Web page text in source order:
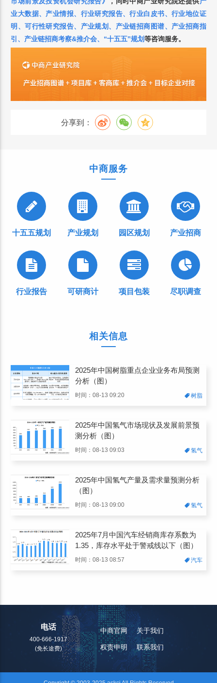
业大数据、产业情报、行业研究报告、行业白皮书、行业地位证
明、可行性研究报告、产业规划、产业链招商图谱、产业招商指
引、产业链招商考察&推介会、“十五五”规划等咨询服务。
分享到：
中商服务
十五五规划 产业规划 园区规划 产业招商
行业报告 可研商计 项目包装 尽职调查
相关信息
2025年中国树脂重点企业业务布局预测
分析（图）
时间：08-13 09:20 树脂
2025年中国氢气市场现状及发展前景预
测分析（图）
时间：08-13 09:03 氢气
2025年中国氢气产量及需求量预测分析
（图）
时间：08-13 09:00 氢气
2025年7月中国汽车经销商库存系数为
1.35，库存水平处于警戒线以下（图）
时间：08-13 08:57 汽车
电话
400-666-1917
(免长途费)
中商官网 关于我们
权责申明 联系我们